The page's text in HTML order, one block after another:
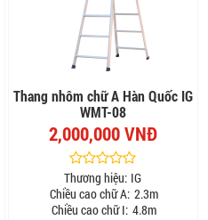
Thang nhôm chữ A Hàn Quốc IG
WMT-08
2,000,000 VNĐ
Thương hiệu: IG
Chiều cao chữ A: 2.3m
Chiều cao chữ I: 4.8m